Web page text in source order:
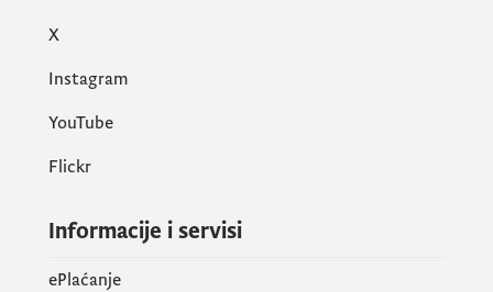
X
Instagram
YouTube
Flickr
Informacije i servisi
ePlaćanje